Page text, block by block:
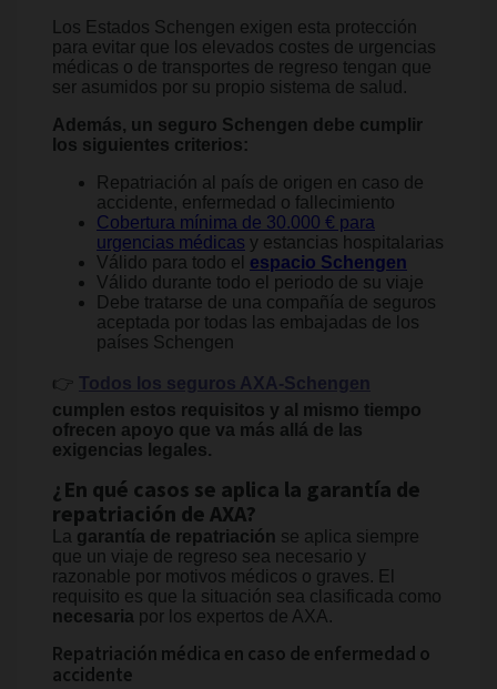
Los Estados Schengen exigen esta protección
para evitar que los elevados costes de urgencias
médicas o de transportes de regreso tengan que
ser asumidos por su propio sistema de salud.
Además, un seguro Schengen debe cumplir
los siguientes criterios:
Repatriación al país de origen en caso de
accidente, enfermedad o fallecimiento
Cobertura mínima de 30.000 € para
urgencias médicas y estancias hospitalarias
Válido para todo el espacio Schengen
Válido durante todo el periodo de su viaje
Debe tratarse de una compañía de seguros
aceptada por todas las embajadas de los
países Schengen
👉 Todos los seguros AXA-Schengen
cumplen estos requisitos y al mismo tiempo
ofrecen apoyo que va más allá de las
exigencias legales.
¿En qué casos se aplica la garantía de
repatriación de AXA?
La garantía de repatriación se aplica siempre
que un viaje de regreso sea necesario y
razonable por motivos médicos o graves. El
requisito es que la situación sea clasificada como
necesaria por los expertos de AXA.
Repatriación médica en caso de enfermedad o
accidente